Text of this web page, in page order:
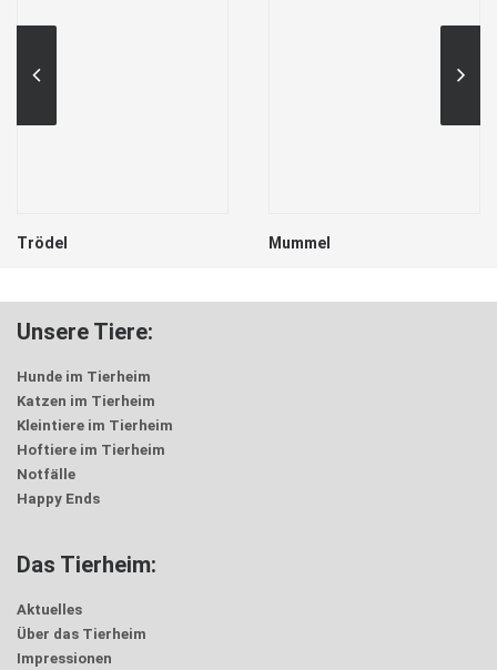
Trödel Mummel
Unsere Tiere:
Hunde im Tierheim
Katzen im Tierheim
Kleintiere im Tierheim
Hoftiere im Tierheim
Notfälle
Happy Ends
Das Tierheim:
Aktuelles
Über das Tierheim
Impressionen